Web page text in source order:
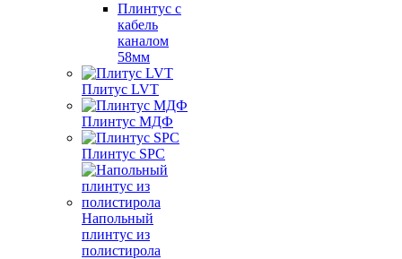
Плинтус с
кабель
каналом
58мм
Плитус LVT
Плинтус МДФ
Плинтус SPC
Напольный
плинтус из
полистирола